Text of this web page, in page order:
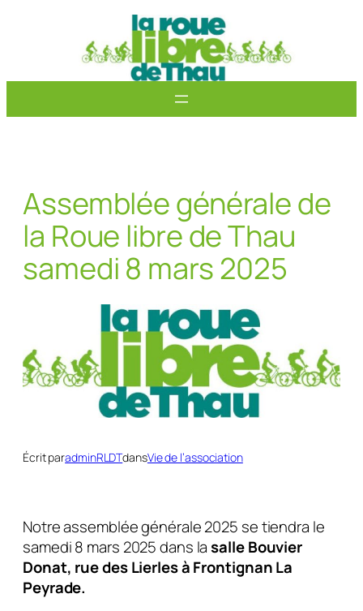
Assemblée générale de
la Roue libre de Thau
samedi 8 mars 2025
Écrit paradminRLDTdansVie de l’association
Notre assemblée générale 2025 se tiendra le
samedi 8 mars 2025 dans lasalle Bouvier
Donat, rue des Lierles à Frontignan La
Peyrade.